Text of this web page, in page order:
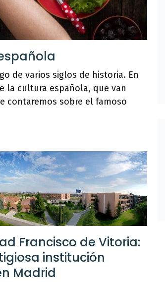
de varios siglos de historia. En
la cultura española, que van
contaremos sobre el famoso
Francisco de Vitoria:
institución
Madrid